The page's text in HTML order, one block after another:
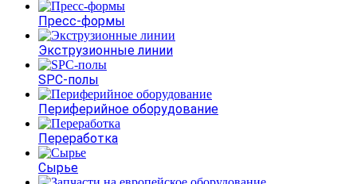
Пресс-формы
Экструзионные линии
SPC-полы
Периферийное оборудование
Переработка
Сырье